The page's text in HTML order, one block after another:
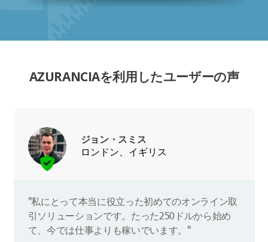
AZURANCIAを利用したユーザーの声
ジョン・スミス
ロンドン、イギリス
"私にとって本当に役立った初めてのオンライン取
引ソリューションです。たった250ドルから始め
て、今では仕事よりも稼いでいます。"